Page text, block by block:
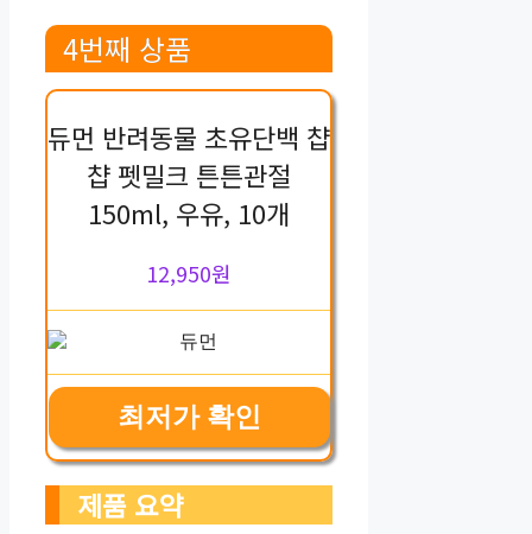
4번째 상품
듀먼 반려동물 초유단백 챱
챱 펫밀크 튼튼관절
150ml, 우유, 10개
12,950원
최저가 확인
제품 요약